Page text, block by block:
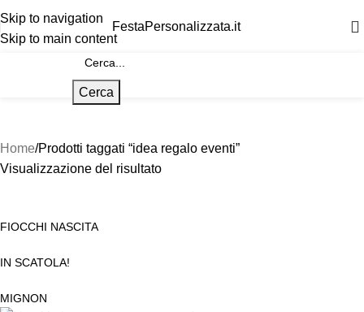
Skip to navigation
Skip to main content
FestaPersonalizzata.it
Cerca
Home Prodotti taggati “idea regalo eventi”
Visualizzazione del risultato
FIOCCHI NASCITA
IN SCATOLA!
MIGNON